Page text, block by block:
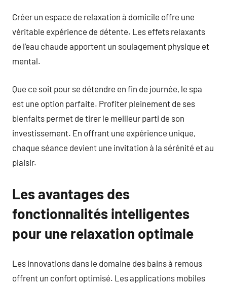
Créer un espace de relaxation à domicile offre une
véritable expérience de détente. Les effets relaxants
de l’eau chaude apportent un soulagement physique et
mental.
Que ce soit pour se détendre en fin de journée, le spa
est une option parfaite. Profiter pleinement de ses
bienfaits permet de tirer le meilleur parti de son
investissement. En offrant une expérience unique,
chaque séance devient une invitation à la sérénité et au
plaisir.
Les avantages des
fonctionnalités intelligentes
pour une relaxation optimale
Les innovations dans le domaine des bains à remous
offrent un confort optimisé. Les applications mobiles